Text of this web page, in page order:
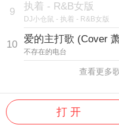
9 执着 - R&B女版
DJ小仓鼠 - 执着 - R&B女版
10 爱的主打歌 (Cover
不存在的电台
查看更多
打 开